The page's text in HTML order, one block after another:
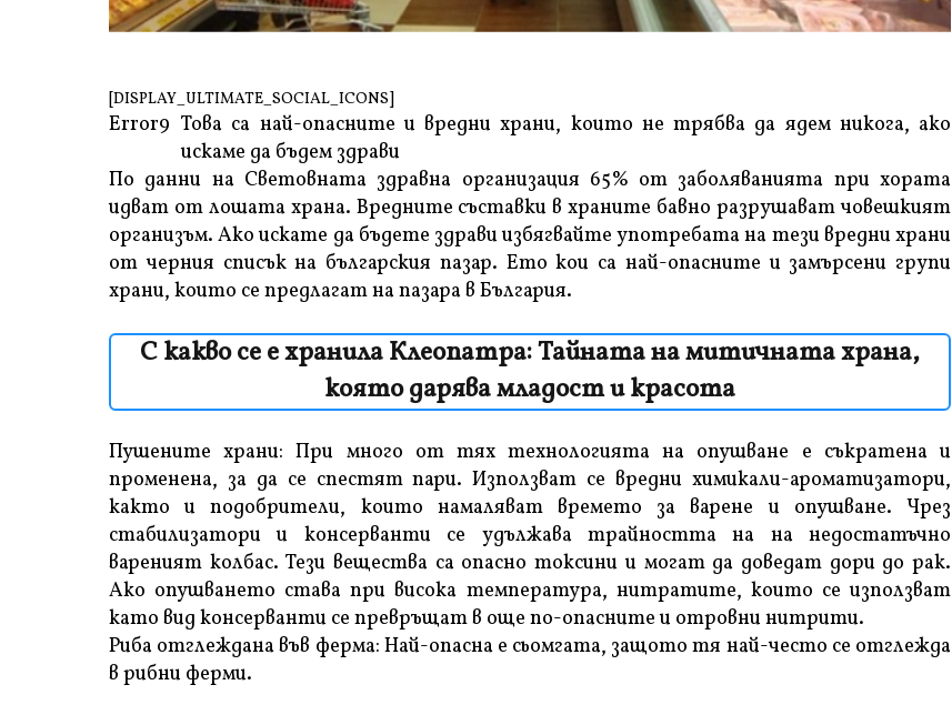
[DISPLAY_ULTIMATE_SOCIAL_ICONS]
Error9 Това са най-опасните и вредни храни, които не трябва да ядем никога, ако
искаме да бъдем здрави
По данни на Световната здравна организация 65% от заболяванията при хората
идват от лошата храна. Вредните съставки в храните бавно разрушават човешкият
организъм. Ако искате да бъдете здрави избягвайте употребата на тези вредни храни
от черния списък на българския пазар. Ето кои са най-опасните и замърсени групи
храни, които се предлагат на пазара в България.
С какво се е хранила Клеопатра: Тайната на митичната храна,
която дарява младост и красота
Пушените храни: При много от тях технологията на опушване е съкратена и
променена, за да се спестят пари. Използват се вредни химикали-ароматизатори,
както и подобрители, които намаляват времето за варене и опушване. Чрез
стабилизатори и консерванти се удължава трайността на на недостатъчно
вареният колбас. Тези вещества са опасно токсини и могат да доведат дори до рак.
Ако опушването става при висока температура, нитратите, които се използват
като вид консерванти се превръщат в още по-опасните и отровни нитрити.
Риба отглеждана във ферма: Най-опасна е сьомгата, защото тя най-често се отглежда
в рибни ферми.